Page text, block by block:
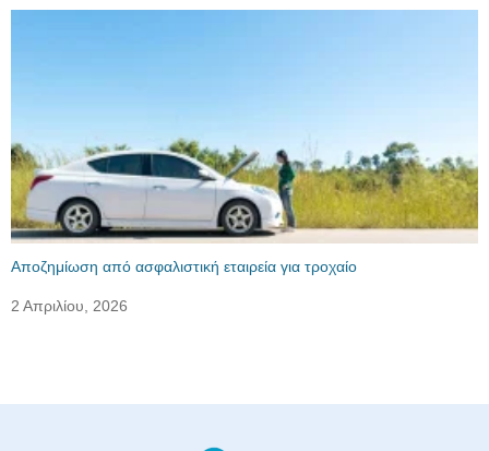
Αποζημίωση από ασφαλιστική εταιρεία για τροχαίο
2 Απριλίου, 2026